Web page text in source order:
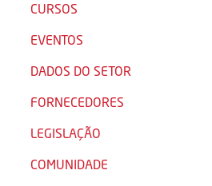
CURSOS
EVENTOS
DADOS DO SETOR
FORNECEDORES
LEGISLAÇÃO
COMUNIDADE